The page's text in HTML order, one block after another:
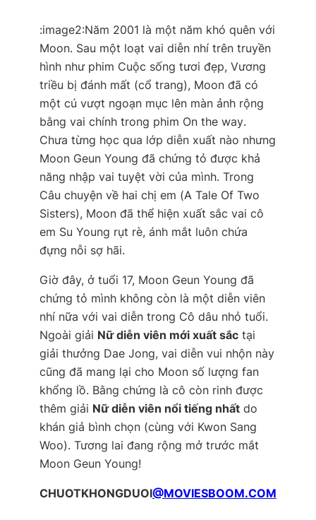
:image2:Năm 2001 là một năm khó quên với
Moon. Sau một loạt vai diễn nhí trên truyền
hình như phim Cuộc sống tươi đẹp, Vương
triều bị đánh mất (cổ trang), Moon đã có
một cú vượt ngoạn mục lên màn ảnh rộng
bằng vai chính trong phim On the way.
Chưa từng học qua lớp diễn xuất nào nhưng
Moon Geun Young đã chứng tỏ được khả
năng nhập vai tuyệt vời của mình. Trong
Câu chuyện về hai chị em (A Tale Of Two
Sisters), Moon đã thể hiện xuất sắc vai cô
em Su Young rụt rè, ánh mắt luôn chứa
đựng nỗi sợ hãi.
Giờ đây, ở tuổi 17, Moon Geun Young đã
chứng tỏ mình không còn là một diễn viên
nhí nữa với vai diễn trong Cô dâu nhỏ tuổi.
Ngoài giải Nữ diễn viên mới xuất sắc tại
giải thưởng Dae Jong, vai diễn vui nhộn này
cũng đã mang lại cho Moon số lượng fan
khổng lồ. Bằng chứng là cô còn rinh được
thêm giải Nữ diễn viên nổi tiếng nhất do
khán giả bình chọn (cùng với Kwon Sang
Woo). Tương lai đang rộng mở trước mắt
Moon Geun Young!
CHUOTKHONGDUOI@MOVIESBOOM.COM